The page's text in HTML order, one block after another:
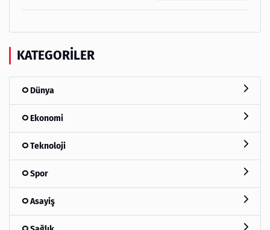
KATEGORILER
Dünya
Ekonomi
Teknoloji
Spor
Asayiş